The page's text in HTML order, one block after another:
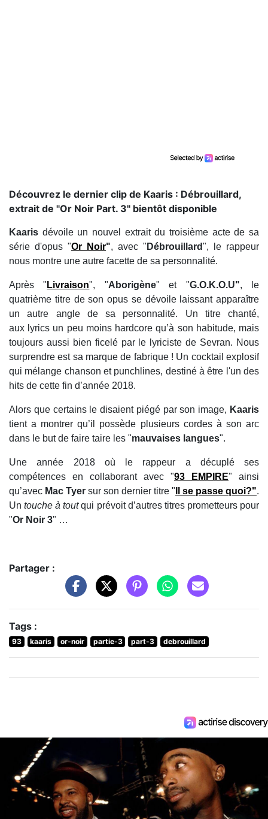
Découvrez le dernier clip de Kaaris : Débrouillard,
extrait de "Or Noir Part. 3" bientôt disponible
Kaaris dévoile un nouvel extrait du troisième acte de sa
série d'opus "Or Noir", avec " Débrouillard", le rappeur
nous montre une autre facette de sa personnalité.
Après " Livraison", "Aborigène" et "G.O.K.O.U", le
quatrième titre de son opus se dévoile laissant apparaître
un autre angle de sa personnalité. Un titre chanté,
aux lyrics un peu moins hardcore qu’à son habitude, mais
toujours aussi bien ficelé par le lyriciste de Sevran. Nous
surprendre est sa marque de fabrique ! Un cocktail explosif
qui mélange chanson et punchlines, destiné à être l'un des
hits de cette fin d’année 2018.
Alors que certains le disaient piégé par son image, Kaaris
tient a montrer qu’il possède plusieurs cordes à son arc
dans le but de faire taire les "mauvaises langues".
Une année 2018 où le rappeur a décuplé ses
compétences en collaborant avec "93 EMPIRE" ainsi
qu’avec Mac Tyer sur son dernier titre " Il se passe quoi?".
Untouche à toutqui prévoit d’autres titres prometteurs pour
"Or Noir 3" …
Partager :
Tags :
93 kaaris or-noir partie-3 part-3 debrouillard